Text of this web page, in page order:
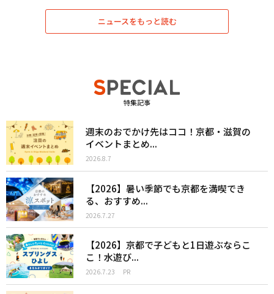
ニュースをもっと読む
特集記事
週末のおでかけ先はココ！京都・滋賀の
イベントまとめ...
2026.8.7
【2026】暑い季節でも京都を満喫でき
る、おすすめ...
2026.7.27
【2026】京都で子どもと1日遊ぶならこ
こ！水遊び...
2026.7.23 PR